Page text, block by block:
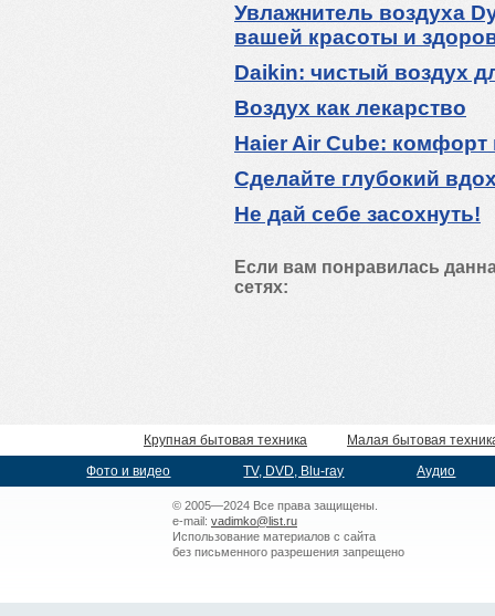
Увлажнитель воздуха
вашей красоты и
Daikin: чистый воздух
Воздух как лекарство
Haier Air Cube:
Сделайте глубокий
Не дай себе засохнуть!
Если вам понравилась
сетях:
Крупная бытовая техника
Малая бытовая
Фото и видео
TV, DVD, Blu-ray Аудио
© 2005—2024 Все права защищены.
e-mail: vadimko@list.ru
Использование материалов с сайта
без письменного разрешения запрещено